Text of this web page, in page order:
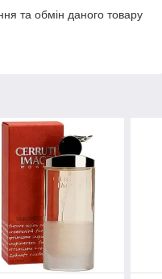
та обмін даного товару